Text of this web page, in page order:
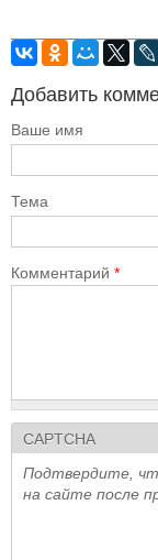
Добавить
Ваше имя
Тема
Комментарий *
CAPTCHA
Подтвердите,
на сайте после